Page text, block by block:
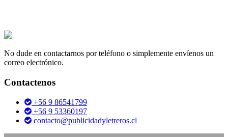
No dude en contactarnos por teléfono o simplemente envíenos un
correo electrónico.
Contactenos
+56 9 86541799
+56 9 53360197
contacto@publicidadyletreros.cl